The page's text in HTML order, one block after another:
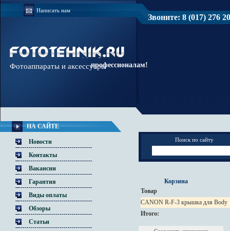
Написать нам
Звоните: 8 (017) 276
Доверяйте
профессионалам!
Фотоаппараты и аксессуары
НА САЙТЕ
Новости
Контакты
Вакансии
Гарантия
Виды оплаты
Обзоры
Статьи
Поиск по сайту
Корзина
Товар
CANON R-F-3 крышка для Body
Итого: